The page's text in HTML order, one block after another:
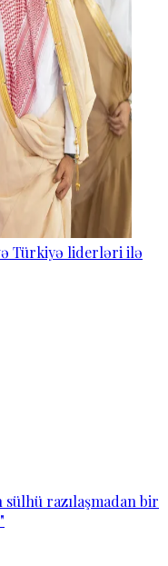
Türkiyə liderləri ilə
razılaşmadan bir